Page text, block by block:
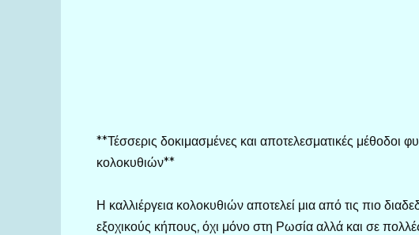
**Τέσσερις δοκιμασμένες και αποτελεσματικές μέθοδοι
κολοκυθιών**
Η καλλιέργεια κολοκυθιών αποτελεί μια από τις πιο
εξοχικούς κήπους, όχι μόνο στη Ρωσία αλλά και σε